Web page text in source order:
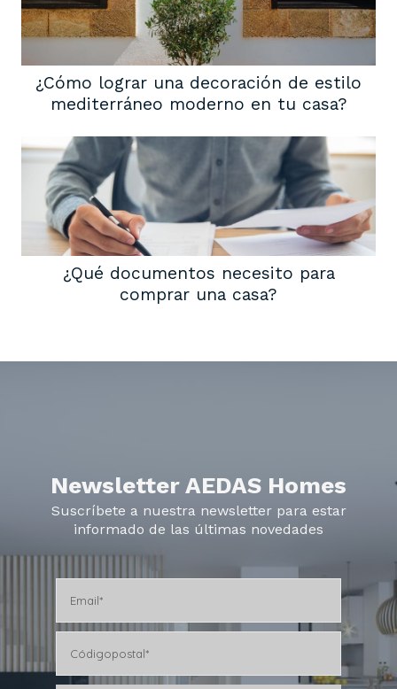
¿Cómo lograr una decoración de estilo
mediterráneo moderno en tu casa?
¿Qué documentos necesito para
comprar una casa?
Newsletter AEDAS Homes
Suscríbete a nuestra newsletter para estar
informado de las últimas novedades